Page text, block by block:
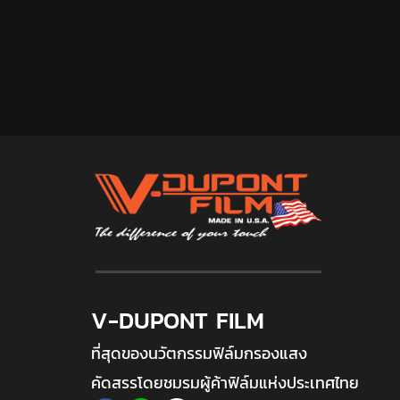
V-DUPONT FILM
ที่สุดของนวัตกรรมฟิล์มกรองแสง
คัดสรรโดยชมรมผู้ค้าฟิล์มแห่งประเทศไทย